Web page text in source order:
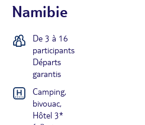
Namibie
De 3 à 16
participants
Départs
garantis
Camping,
bivouac,
Hôtel 3*